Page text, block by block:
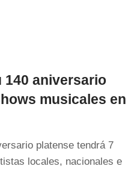
140 aniversario
musicales en
platense tendrá 7
locales, nacionales e